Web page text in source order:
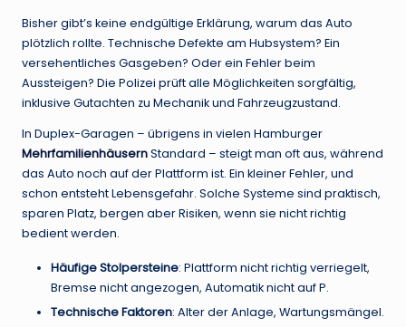
Bisher gibt’s keine endgültige Erklärung, warum das Auto
plötzlich rollte. Technische Defekte am Hubsystem? Ein
versehentliches Gasgeben? Oder ein Fehler beim
Aussteigen? Die Polizei prüft alle Möglichkeiten sorgfältig,
inklusive Gutachten zu Mechanik und Fahrzeugzustand.
In Duplex-Garagen – übrigens in vielen Hamburger
MehrfamilienhäusernStandard – steigt man oft aus, während
das Auto noch auf der Plattform ist. Ein kleiner Fehler, und
schon entsteht Lebensgefahr. Solche Systeme sind praktisch,
sparen Platz, bergen aber Risiken, wenn sie nicht richtig
bedient werden.
Häufige Stolpersteine: Plattform nicht richtig verriegelt,
Bremse nicht angezogen, Automatik nicht auf P.
Technische Faktoren: Alter der Anlage, Wartungsmängel.